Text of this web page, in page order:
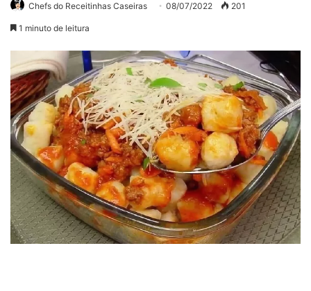
Chefs do Receitinhas Caseiras 08/07/2022 201
1 minuto de leitura